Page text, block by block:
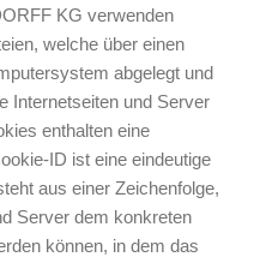
KG verwenden
welche über einen
abgelegt und
Internetseiten und Server
enthalten eine
ID ist eine eindeutige
aus einer Zeichenfolge,
Server dem konkreten
können, in dem das